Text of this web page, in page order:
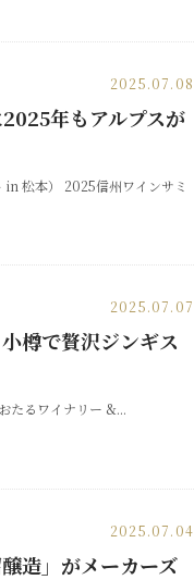
2025.07.08
年もアルプスが
in 松本） 2025信州ワインサミ
2025.07.07
樽で贅沢ジンギス
たるワイナリー &...
2025.07.04
造」がメーカーズ